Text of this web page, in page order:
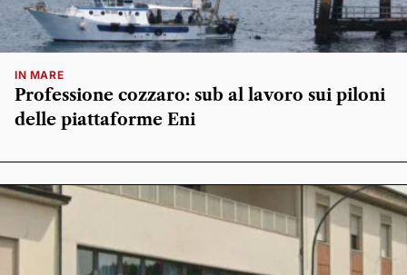
IN MARE
Professione cozzaro: sub al lavoro sui piloni
delle piattaforme Eni